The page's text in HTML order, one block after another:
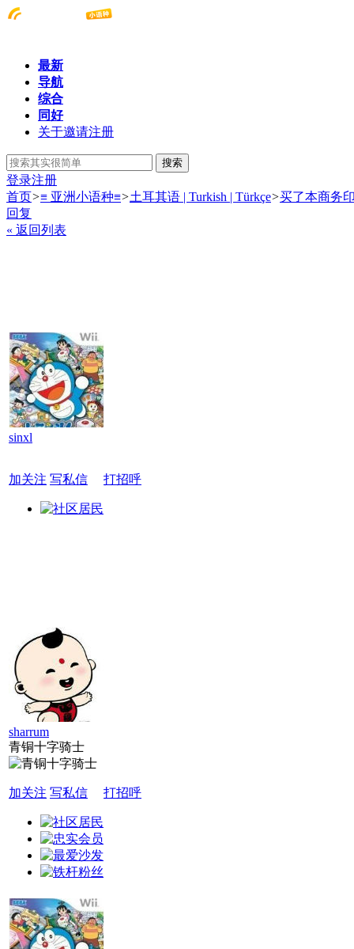
最新
导航
综合
同好
关于邀请注册
搜索
登录注册
首页>≡ 亚洲小语种≡>土耳其语 | Turkish | Türkçe>买了本商务
回复
« 返回列表
sinxl
加关注 写私信 打招呼
sharrum
青铜十字骑士
加关注 写私信 打招呼